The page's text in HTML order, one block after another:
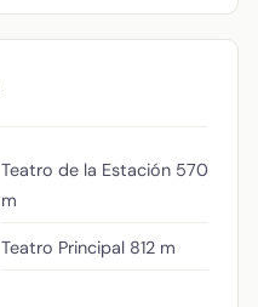
Teatro de la Estación 570
m
Teatro Principal 812 m